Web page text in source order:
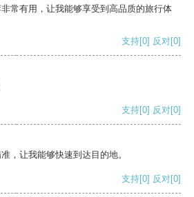
常有用，让我能够享受到高品质的旅行体
支持[0] 反对[0]
支持[0] 反对[0]
，让我能够快速到达目的地。
支持[0] 反对[0]